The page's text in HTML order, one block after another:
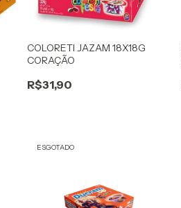
COLORETI JAZAM 18X18G
CORAÇÃO
R$31,90
ESGOTADO